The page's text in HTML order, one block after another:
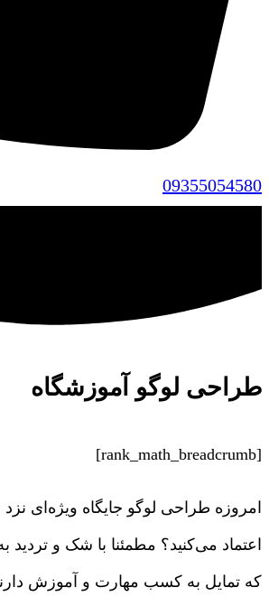
09355054580
طراحی لوگو آموزشگاه
[rank_math_breadcrumb]
امروزه طراحی لوگو جایگاه ویژه‌ای
اعتماد می‌کنید؟ مطمئنا با شک و
که تمایل به کسب مهارت و آموزش